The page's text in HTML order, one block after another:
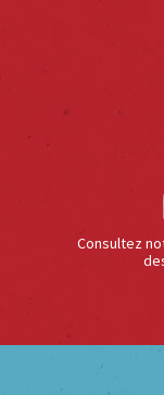
Consultez